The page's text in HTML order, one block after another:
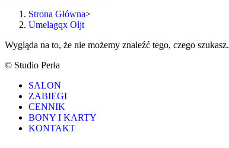
Strona Główna>
Umelagqx Oljt
Wygląda na to, że nie możemy znaleźć tego, czego szukasz.
© Studio Perła
SALON
ZABIEGI
CENNIK
BONY I KARTY
KONTAKT